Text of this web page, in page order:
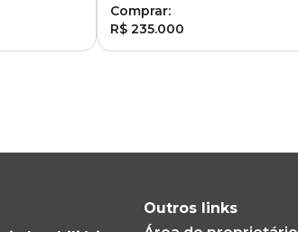
Comprar:
R$ 235.000
Outros links